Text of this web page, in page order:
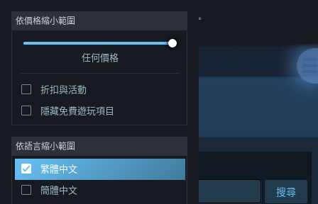
登入
社群
關於
客服
依價格縮小範圍
任何價格
折扣與活動
隱藏免費遊玩項目
依語言縮小範圍
繁體中文
簡體中文
"Doodle Date"
排序依據 相關性
搜尋